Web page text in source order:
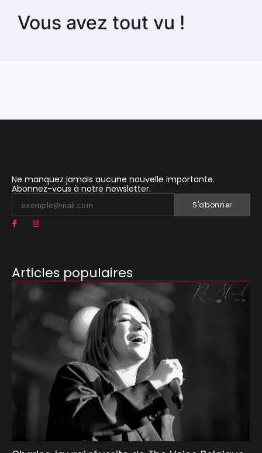
Vous avez tout vu !
Ne manquez jamais aucune nouvelle importante.
Abonnez-vous à notre newsletter.
S'abonner
Articles populaires